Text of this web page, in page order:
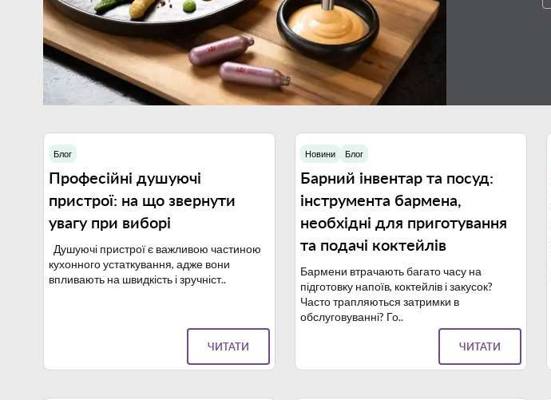
Блог
Професійні душуючі
пристрої: на що звернути
увагу при виборі
Душуючі пристрої є важливою частиною
кухонного устаткування, адже вони
впливають на швидкість і зручніст..
ЧИТАТИ
Новини Блог
Барний інвентар та посуд:
інструмента бармена,
необхідні для приготування
та подачі коктейлів
Бармени втрачають багато часу на
підготовку напоїв, коктейлів і закусок?
Часто трапляються затримки в
обслуговуванні? Го..
ЧИТАТИ